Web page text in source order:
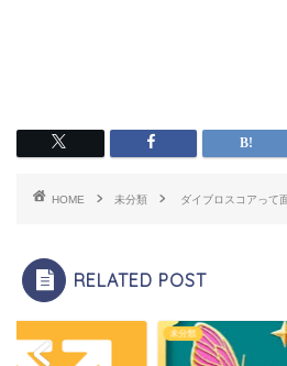
HOME 未分類 ダイブロスコアって
RELATED POST
未分類